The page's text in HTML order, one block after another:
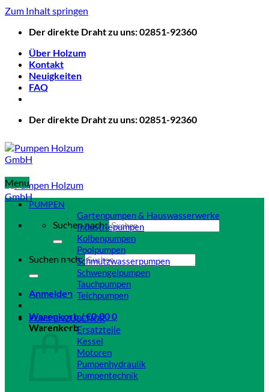
Zum Inhalt springen
Der direkte Draht zu uns: 02851-92360
Über Holzum
Kontakt
Neuigkeiten
FAQ
Der direkte Draht zu uns: 02851-92360
Suchen nach:
Suchen nach:
Anmelden
Warenkorb /€0,000
Warenkorb
Menu
PUMPEN
Gartenpumpen & Hauswasserwerke
Industriepumpen
Kolbenpumpen
Poolpumpen
Schmutzwasserpumpen
Schwengelpumpen
Tauchpumpen
Teichpumpen
PUMPENZUBEHÖR
Ersatzteile
Kessel
Motoren
Pumpenhydraulik
Pumpentechnik